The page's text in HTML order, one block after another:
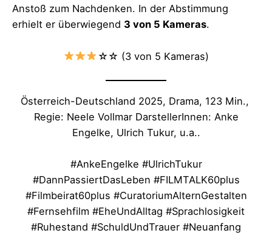
Anstoß zum Nachdenken. In der Abstimmung
erhielt er überwiegend 3 von 5 Kameras.
☆☆ (3 von 5 Kameras)
Österreich-Deutschland 2025, Drama, 123 Min.,
Regie: Neele Vollmar DarstellerInnen: Anke
Engelke, Ulrich Tukur, u.a..
#AnkeEngelke #UlrichTukur
#DannPassiertDasLeben #FILMTALK60plus
#Filmbeirat60plus #CuratoriumAlternGestalten
#Fernsehfilm #EheUndAlltag #Sprachlosigkeit
#Ruhestand #SchuldUndTrauer #Neuanfang